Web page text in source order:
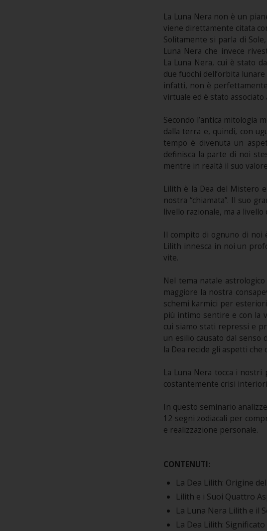
La Luna Nera non è un
viene direttamente citata
Solitamente si parla di
Luna Nera che invece
La Luna Nera, cui è stato
due fuochi dell’orbita
infatti, non è
virtuale ed è stato associato
Secondo l’antica mitologia
dalla terra e, quindi, con
tempo è divenuta un
definisca la parte di noi
mentre in realtà il suo
Lilith è la Dea del Mistero
nostra “chiamata”. Il suo
livello razionale, ma a livello
Il compito di ognuno di noi
Lilith innesca in noi un
vite.
Nel tema natale
maggiore la nostra
schemi karmici per
più intimo sentire e con la
cui siamo stati repressi e
un esilio causato dal
la Dea recide gli aspetti
La Luna Nera tocca i
costantemente crisi
In questo seminario
12 segni zodiacali per
e realizzazione personale.
CONTENUTI:
La Dea Lilith: Origine
Lilith e i Suoi Quattro
La Luna Nera Lilith e il
La Dea Lilith: